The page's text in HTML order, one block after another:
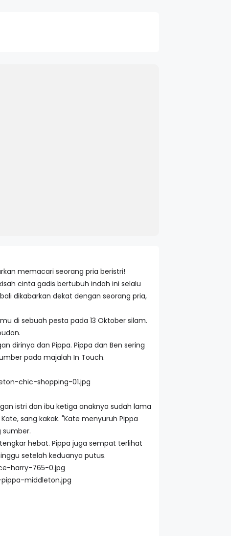
memacari seorang pria beristri!
cinta gadis bertubuh indah ini selalu
dikabarkan dekat dengan seorang pria,
di sebuah pesta pada 13 Oktober silam.
dirinya dan Pippa. Pippa dan Ben sering
pada majalah In Touch.
istri dan ibu ketiga anaknya sudah lama
sang kakak. "Kate menyuruh Pippa
sumber.
hebat. Pippa juga sempat terlihat
setelah keduanya putus.